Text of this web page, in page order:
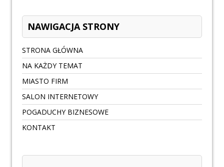
NAWIGACJA STRONY
STRONA GŁÓWNA
NA KAŻDY TEMAT
MIASTO FIRM
SALON INTERNETOWY
POGADUCHY BIZNESOWE
KONTAKT